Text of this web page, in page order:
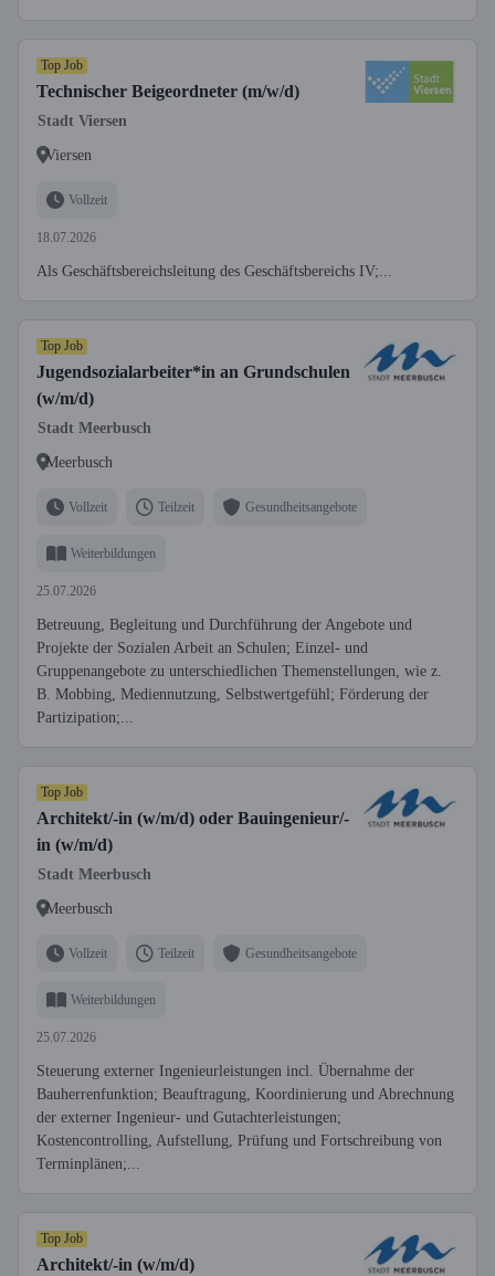
Top Job
Technischer Beigeordneter (m/w/d)
Stadt Viersen
Viersen
Vollzeit
18.07.2026
Als Geschäftsbereichsleitung des Geschäftsbereichs IV;...
Top Job
Jugendsozialarbeiter*in an Grundschulen
(w/m/d)
Stadt Meerbusch
Meerbusch
Vollzeit Teilzeit Gesundheitsangebote
Weiterbildungen
25.07.2026
Betreuung, Begleitung und Durchführung der Angebote und
Projekte der Sozialen Arbeit an Schulen; Einzel- und
Gruppenangebote zu unterschiedlichen Themenstellungen, wie z.
B. Mobbing, Mediennutzung, Selbstwertgefühl; Förderung der
Partizipation;...
Top Job
Architekt/-in (w/m/d) oder Bauingenieur/-
in (w/m/d)
Stadt Meerbusch
Meerbusch
Vollzeit Teilzeit Gesundheitsangebote
Weiterbildungen
25.07.2026
Steuerung externer Ingenieurleistungen incl. Übernahme der
Bauherrenfunktion; Beauftragung, Koordinierung und Abrechnung
der externer Ingenieur- und Gutachterleistungen;
Kostencontrolling, Aufstellung, Prüfung und Fortschreibung von
Terminplänen;...
Top Job
Architekt/-in (w/m/d)